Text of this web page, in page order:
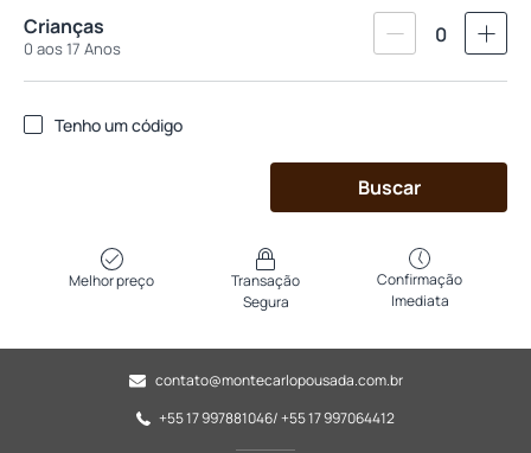
Crianças
0 aos 17 Anos
0
Tenho um código
Buscar
Melhor preço
Transação
Segura
Confirmação
Imediata
contato@montecarlopousada.com.br
+55 17 997881046/ +55 17 997064412